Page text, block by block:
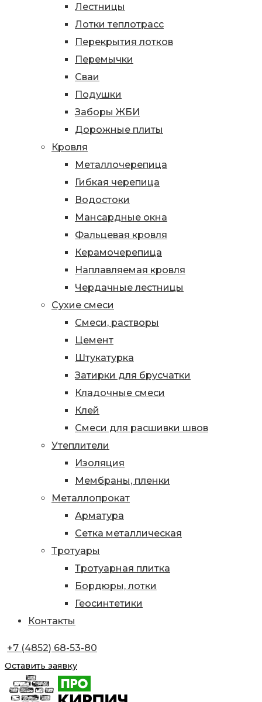
Лестницы
Лотки теплотрасс
Перекрытия лотков
Перемычки
Сваи
Подушки
Заборы ЖБИ
Дорожные плиты
Кровля
Металлочерепица
Гибкая черепица
Водостоки
Мансардные окна
Фальцевая кровля
Керамочерепица
Наплавляемая кровля
Чердачные лестницы
Сухие смеси
Смеси, растворы
Цемент
Штукатурка
Затирки для брусчатки
Кладочные смеси
Клей
Смеси для расшивки швов
Утеплители
Изоляция
Мембраны, пленки
Металлопрокат
Арматура
Сетка металлическая
Тротуары
Тротуарная плитка
Бордюры, лотки
Геосинтетики
Контакты
+7 (4852) 68-53-80
Оставить заявку